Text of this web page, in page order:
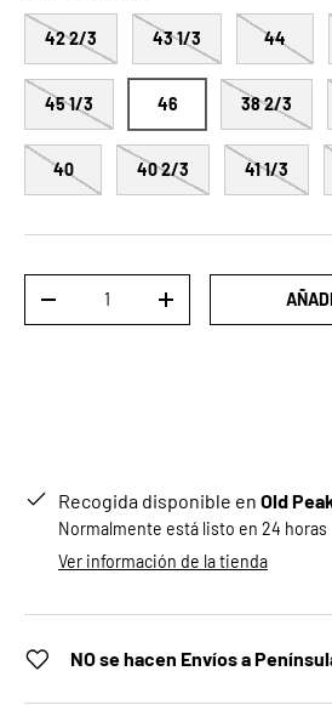
42 2/3 43 1/3 44
45 1/3 46 38 2/3
40 40 2/3 41 1/3
DISMINUIR CANTIDADAUMENTAR LA
Recogida disponible en Old
Normalmente está listo en 24 horas
Ver información de la tienda
NO se hacen Envíos a